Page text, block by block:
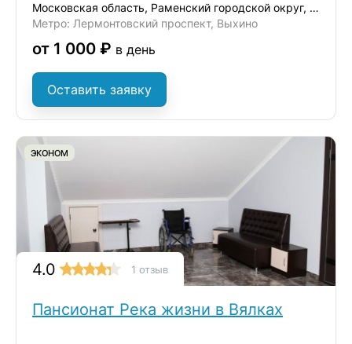
Московская область, Раменский городской округ, деревня Вялки
Метро: Лермонтовский проспект, Выхино
от 1 000 ₽ в день
Оставить заявку
ЭКОНОМ
4.0 1 отзыв
Пансионат Река жизни в Вялках